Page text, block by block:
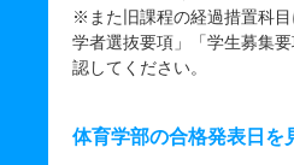
※また旧課程の経過措置科
学者選抜要項」「学生募集
認してください。
体育学部の合格発表日を